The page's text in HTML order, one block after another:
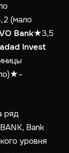
(мало
Bank★3,5
Invest
ряд
Bank
уровня